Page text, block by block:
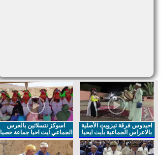
احيدوس فرقة تيزويت الأصلية
بالاعراس الجماعية بأيت ايحيا
اسوكز نتسلاتين بالعرس
الجماعي ايت احيا جماعة حصيا